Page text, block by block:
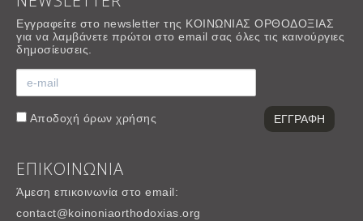
Εγγραφείτε στο newsletter της ΚΟΙΝΩΝΙΑΣ ΟΡΘΟΔΟΞΙΑΣ
για να λαμβάνετε πρώτοι στο email σας όλες τις καινούργιες
δημοσίευσεις.
Αποδοχή όρων χρήσης
ΕΠΙΚΟΙΝΩΝΙΑ
Άμεση επικοινωνία στο email:
contact@koinoniaorthodoxias.org